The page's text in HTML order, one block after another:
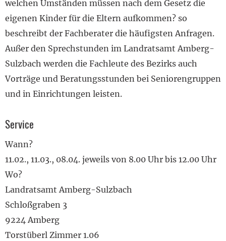
welchen Umständen müssen nach dem Gesetz die
eigenen Kinder für die Eltern aufkommen? so
beschreibt der Fachberater die häufigsten Anfragen.
Außer den Sprechstunden im Landratsamt Amberg-
Sulzbach werden die Fachleute des Bezirks auch
Vorträge und Beratungsstunden bei Seniorengruppen
und in Einrichtungen leisten.
Service
Wann?
11.02., 11.03., 08.04. jeweils von 8.00 Uhr bis 12.00 Uhr
Wo?
Landratsamt Amberg-Sulzbach
Schloßgraben 3
9224 Amberg
Torstüberl Zimmer 1.06